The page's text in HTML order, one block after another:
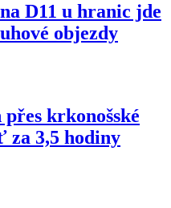
D11 u hranic jde
objezdy
krkonošské
za 3,5 hodiny